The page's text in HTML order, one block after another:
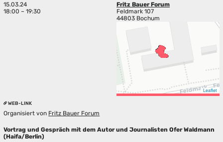
15.03.24
18:00 – 19:30
Fritz Bauer Forum
Feldmark 107
44803 Bochum
Leaflet
WEB-LINK
Organisiert von Fritz Bauer Forum
Vortrag und Gespräch mit dem Autor und Journalisten Ofer Waldmann
(Haifa/Berlin)